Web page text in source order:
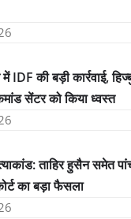
में IDF की बड़ी कार्रवाई,
सेंटर को किया ध्वस्त
ताहिर हुसैन समेत
का बड़ा फैसला